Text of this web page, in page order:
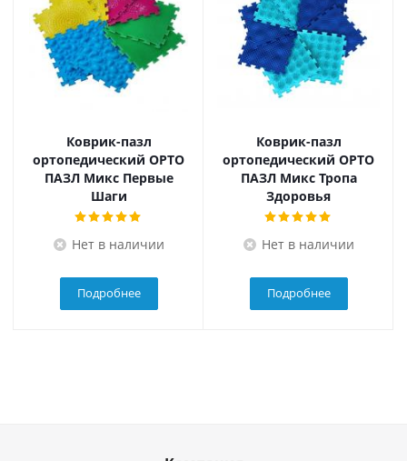
Коврик-пазл
ортопедический ОРТО
ПАЗЛ Микс Первые
Шаги
Нет в наличии
Подробнее
Коврик-пазл
ортопедический ОРТО
ПАЗЛ Микс Тропа
Здоровья
Нет в наличии
Подробнее